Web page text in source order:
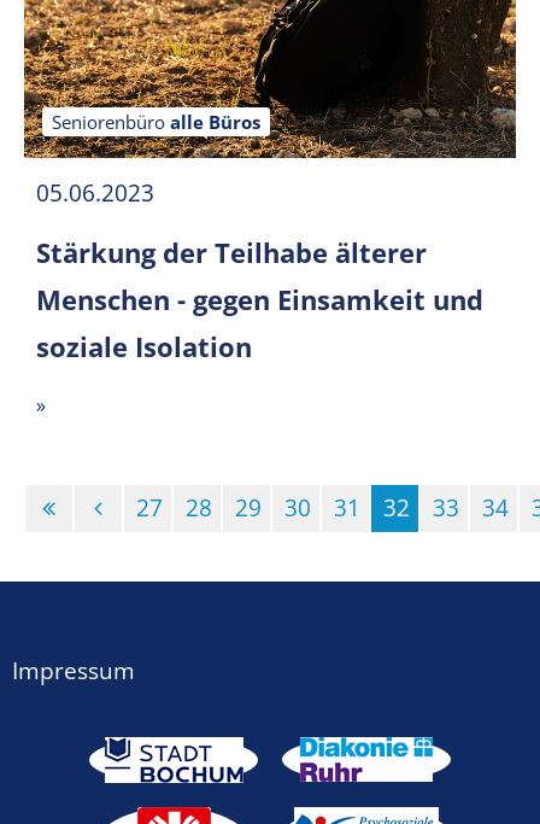
Seniorenbüro alle Büros
05.06.2023
Stärkung der Teilhabe älterer
Menschen - gegen Einsamkeit und
soziale Isolation
»
27 28 29 30 31
32
(Standort)
33 34
Impressum